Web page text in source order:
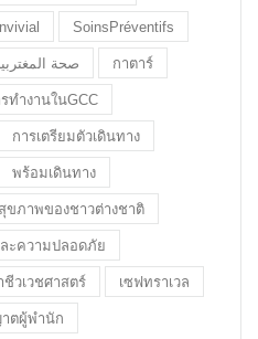
SoinsPréventifs
صحة กาตาร์
ทำงานในGCC
การเตรียมตัวเดินทาง
พร้อมเดินทาง
สุขภาพของชาวต่างชาติ
ะความปลอดภัย
ชีวเวชศาสตร์ เซฟทราเวล
ตผู้พำนัก